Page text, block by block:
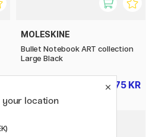
MOLESKINE
Bullet Notebook ART collection
Large Black
375 KR
your location